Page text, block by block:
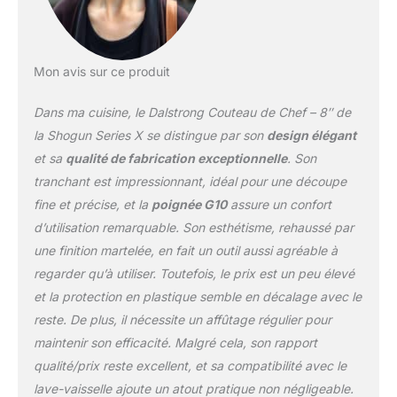
de 8-12 degrés
harnais, une flexibilité et
corrosion améliorées.
Full tang pour une
superbe robustesse et
triple riveté pour encore
Dalstrong Power: Acier
AUS-10V japonais ultra
pointu à une dureté de
62+ Rockwell pour des
performances
extraordinaires et une
rétention de bord
incroyable est
douloureusement collé
Mon avis sur ce produit
Dans ma cuisine, le Dalstrong Couteau de Chef – 8″ de
la Shogun Series X se distingue par son design élégant
et sa qualité de fabrication exceptionnelle. Son
tranchant est impressionnant, idéal pour une découpe
fine et précise, et la poignée G10assure un confort
d’utilisation remarquable. Son esthétisme, rehaussé par
une finition martelée, en fait un outil aussi agréable à
regarder qu’à utiliser. Toutefois, le prix est un peu élevé
et la protection en plastique semble en décalage avec le
reste. De plus, il nécessite un affûtage régulier pour
maintenir son efficacité. Malgré cela, son rapport
qualité/prix reste excellent, et sa compatibilité avec le
lave-vaisselle ajoute un atout pratique non négligeable.